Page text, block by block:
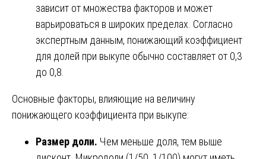
зависит от множества факторов и может
варьироваться в широких пределах. Согласно
экспертным данным, понижающий коэффициент
для долей при выкупе обычно составляет от 0,3
до 0,8.
Основные факторы, влияющие на величину
понижающего коэффициента при выкупе:
Размер доли. Чем меньше доля, тем выше